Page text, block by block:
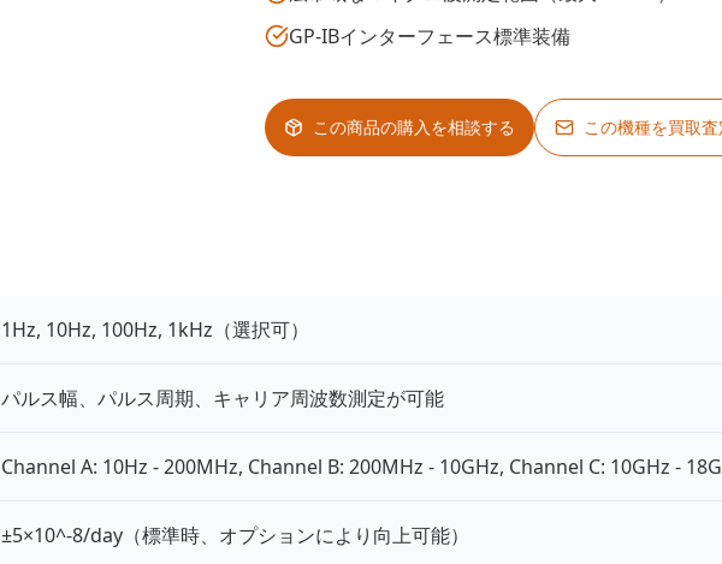
GP-IBインターフェース標準装備
この商品の購入を相談する この機種を買取
1Hz, 10Hz, 100Hz, 1kHz（選択可）
パルス幅、パルス周期、キャリア周波数測定が可能
Channel A: 10Hz - 200MHz, Channel B: 200MHz - 10GHz, Channel C: 10GHz -
±5×10^-8/day（標準時、オプションにより向上可能）